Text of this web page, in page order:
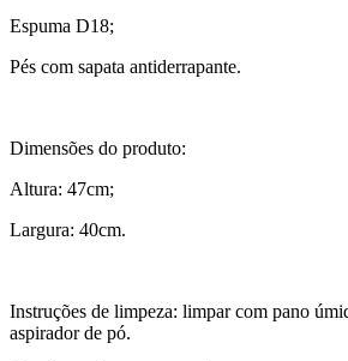
Espuma D18;
Pés com sapata antiderrapante.
Dimensões do produto:
Altura: 47cm;
Largura: 40cm.
Instruções de limpeza: limpar com pano
aspirador de pó.